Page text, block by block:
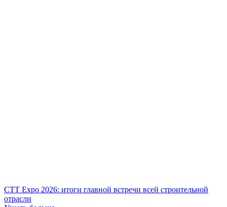
СТТ Expo 2026: итоги главной встречи всей строительной
отрасли